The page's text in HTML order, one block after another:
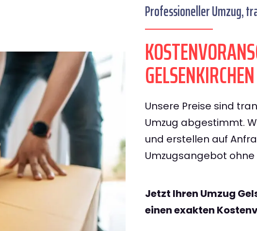
Professioneller Umzug,
Unsere Preise sind
Umzug abgestimmt.
und erstellen auf
Umzugsangebot
Jetzt Ihren Umzug
einen exakten